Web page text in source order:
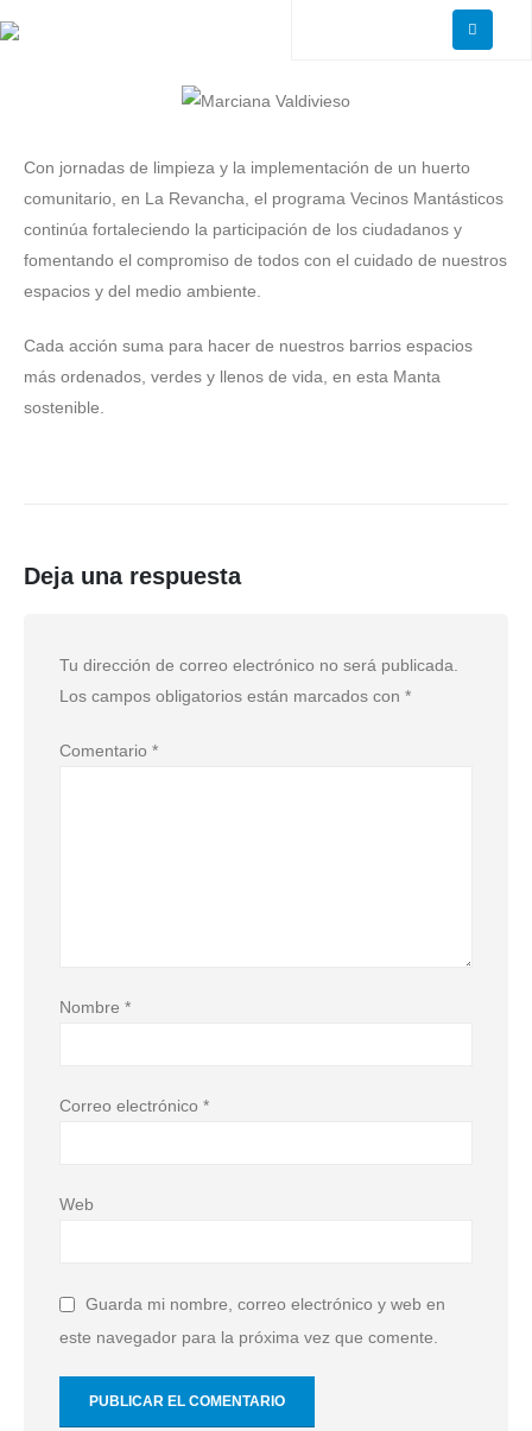
Con jornadas de limpieza y la implementación de un huerto
comunitario, en La Revancha, el programa Vecinos Mantásticos
continúa fortaleciendo la participación de los ciudadanos y
fomentando el compromiso de todos con el cuidado de nuestros
espacios y del medio ambiente.
Cada acción suma para hacer de nuestros barrios espacios
más ordenados, verdes y llenos de vida, en esta Manta
sostenible.
Deja una respuesta
Tu dirección de correo electrónico no será publicada.
Los campos obligatorios están marcados con *
Comentario *
Nombre *
Correo electrónico *
Web
Guarda mi nombre, correo electrónico y web en
este navegador para la próxima vez que comente.